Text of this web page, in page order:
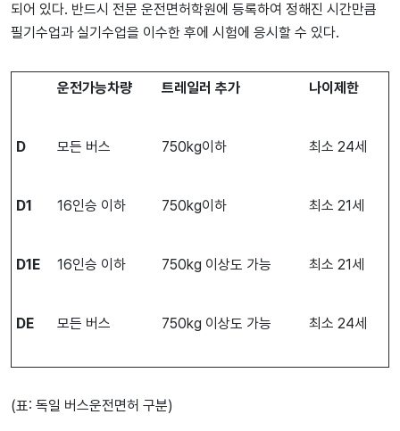
되어 있다. 반드시 전문 운전면허학원에 등록하여 정해진 시간만큼
필기수업과 실기수업을 이수한 후에 시험에 응시할 수 있다.
운전가능차량 트레일러 추가 나이제한
D 모든 버스 750kg이하 최소 24세
D1 16인승 이하 750kg이하 최소 21세
D1E 16인승 이하 750kg 이상도 가능 최소 21세
DE 모든 버스 750kg 이상도 가능 최소 24세
(표: 독일 버스운전면허 구분)